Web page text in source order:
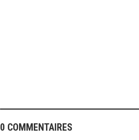
0 COMMENTAIRES